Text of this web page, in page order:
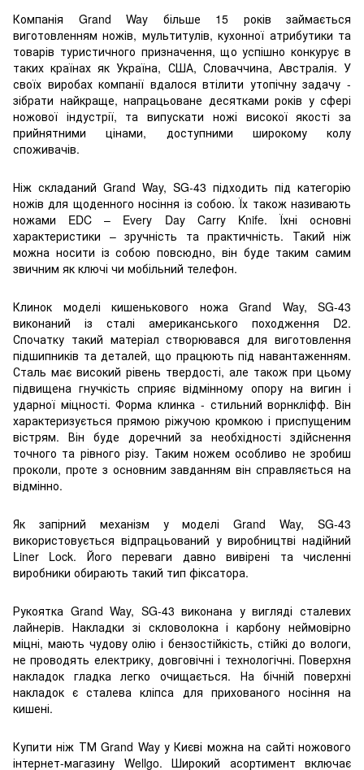
Компанія Grand Way більше 15 років займається
виготовленням ножів, мультитулів, кухонної атрибутики та
товарів туристичного призначення, що успішно конкурує в
таких країнах як Україна, США, Словаччина, Австралія. У
своїх виробах компанії вдалося втілити утопічну задачу -
зібрати найкраще, напрацьоване десятками років у сфері
ножової індустрії, та випускати ножі високої якості за
прийнятними цінами, доступними широкому колу
споживачів.
Ніж складаний Grand Way, SG-43 підходить під категорію
ножів для щоденного носіння із собою. Їх також називають
ножами EDC – Every Day Carry Knife. Їхні основні
характеристики – зручність та практичність. Такий ніж
можна носити із собою повсюдно, він буде таким самим
звичним як ключі чи мобільний телефон.
Клинок моделі кишенькового ножа Grand Way, SG-43
виконаний із сталі американського походження D2.
Спочатку такий матеріал створювався для виготовлення
підшипників та деталей, що працюють під навантаженням.
Сталь має високий рівень твердості, але також при цьому
підвищена гнучкість сприяє відмінному опору на вигин і
ударної міцності. Форма клинка - стильний ворнкліфф. Він
характеризується прямою ріжучою кромкою і приспущеним
вістрям. Він буде доречний за необхідності здійснення
точного та рівного різу. Таким ножем особливо не зробиш
проколи, проте з основним завданням він справляється на
відмінно.
Як запірний механізм у моделі Grand Way, SG-43
використовується відпрацьований у виробництві надійний
Liner Lock. Його переваги давно вивірені та численні
виробники обирають такий тип фіксатора.
Рукоятка Grand Way, SG-43 виконана у вигляді сталевих
лайнерів. Накладки зі скловолокна і карбону неймовірно
міцні, мають чудову олію і бензостійкість, стійкі до вологи,
не проводять електрику, довговічні і технологічні. Поверхня
накладок гладка легко очищається. На бічній поверхні
накладок є сталева кліпса для прихованого носіння на
кишені.
Купити ніж ТМ Grand Way у Києві можна на сайті ножового
інтернет-магазину Wellgo. Широкий асортимент включає